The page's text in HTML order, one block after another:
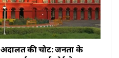
अदालत की चोट: जनता के